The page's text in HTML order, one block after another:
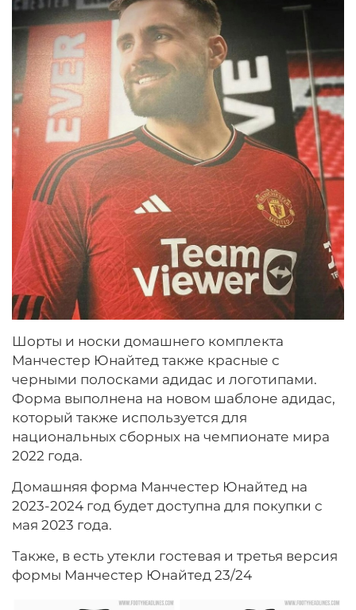
Шорты и носки домашнего комплекта
Манчестер Юнайтед также красные с
черными полосками адидас и логотипами.
Форма выполнена на новом шаблоне адидас,
который также используется для
национальных сборных на чемпионате мира
2022 года.
Домашняя форма Манчестер Юнайтед на
2023-2024 год будет доступна для покупки с
мая 2023 года.
Также, в есть утекли гостевая и третья версия
формы Манчестер Юнайтед 23/24